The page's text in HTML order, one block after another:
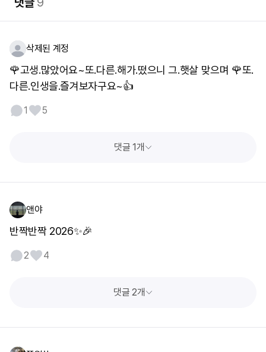
삭제된 계정
🌹고생.많았어요~또.다른.해가.떴으니 그.햇살 맞으며 🌹또.
다른.인생을.즐겨보자구요~👍
1 5
댓글 1개
앤야
반짝반짝 2026✨️🎉
2 4
댓글 2개